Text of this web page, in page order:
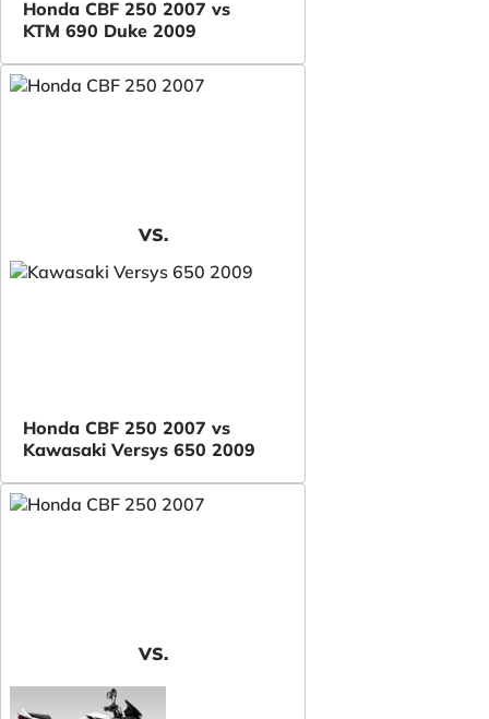
Honda CBF 250 2007 vs
KTM 690 Duke 2009
VS.
Honda CBF 250 2007 vs
Kawasaki Versys 650 2009
VS.